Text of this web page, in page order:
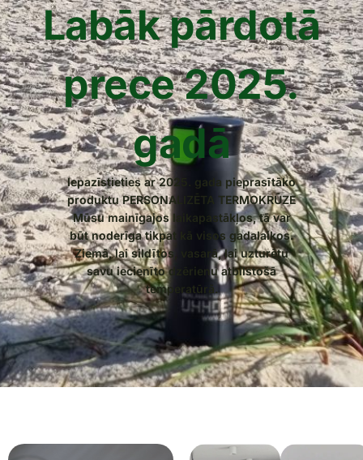
Labāk pārdotā
prece 2025.
gadā
Iepazīstieties ar 2025. gada pieprasītāko
produktu PERSONALIZĒTA TERMOKRŪZE
Mūsu mainīgajos laikapastākļos, tā var
būt noderīga tikpat kā visos gadalaikos.
Ziemā, lai sildītos, vasarā, lai uzturētu
savu iecienīto dzērienu atbilstošā
temperatūrā.